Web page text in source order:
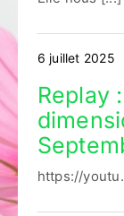
6 juillet 2025
Replay
https://